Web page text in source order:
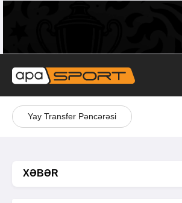
Yay Transfer Pəncərəsi
XƏBƏR